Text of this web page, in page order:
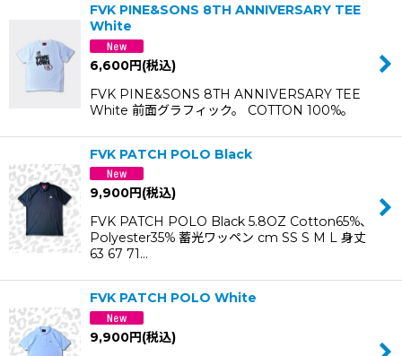
FVK PINE&SONS 8TH ANNIVERSARY TEE
White
6,600円(税込)
FVK PINE&SONS 8TH ANNIVERSARY TEE
White 前面グラフィック。 COTTON 100%。
FVK PATCH POLO Black
9,900円(税込)
FVK PATCH POLO Black 5.8OZ Cotton65%、
Polyester35% 蓄光ワッペン cm SS S M L 身丈
63 67 71…
FVK PATCH POLO White
9,900円(税込)